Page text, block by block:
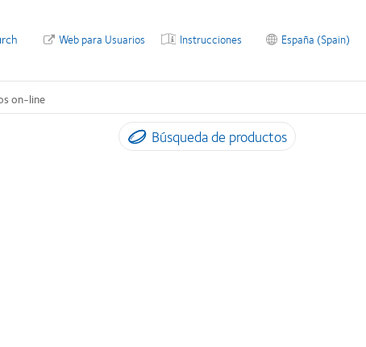
España (Spain)
Instrucciones
Web para Usuarios
on-line
Búsqueda de productos